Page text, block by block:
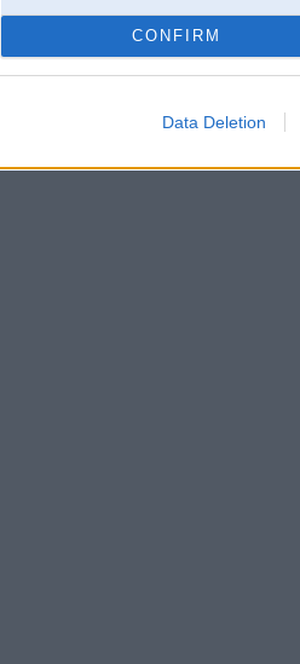
CONFIRM
Data Deletion